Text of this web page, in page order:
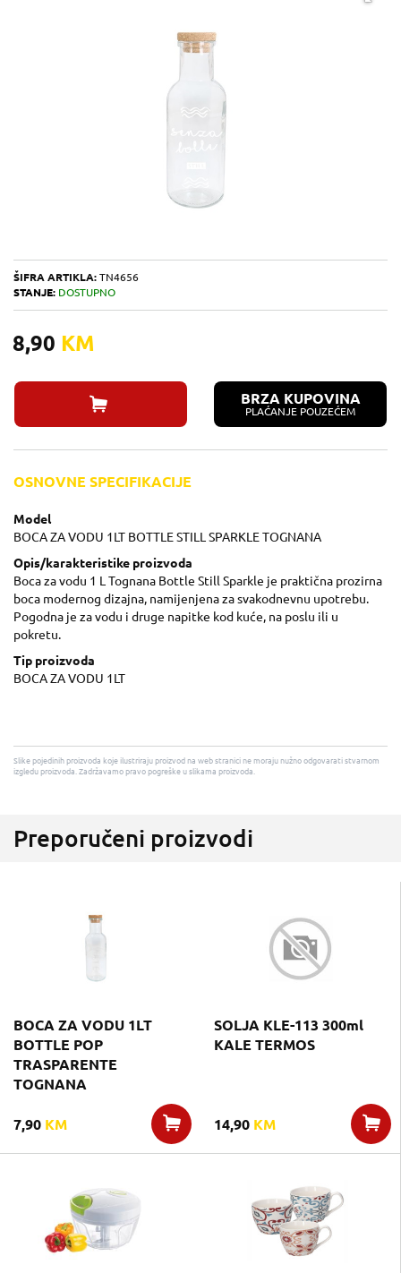
ŠIFRA ARTIKLA: TN4656
STANJE: DOSTUPNO
8,90 KM
BRZA KUPOVINA
PLAĆANJE POUZEĆEM
OSNOVNE SPECIFIKACIJE
Model
BOCA ZA VODU 1LT BOTTLE STILL SPARKLE TOGNANA
Opis/karakteristike proizvoda
Boca za vodu 1 L Tognana Bottle Still Sparkle je praktična prozirna
boca modernog dizajna, namijenjena za svakodnevnu upotrebu.
Pogodna je za vodu i druge napitke kod kuće, na poslu ili u
pokretu.
Tip proizvoda
BOCA ZA VODU 1LT
Slike pojedinih proizvoda koje ilustriraju proizvod na web stranici ne moraju nužno odgovarati stvarnom
izgledu proizvoda. Zadržavamo pravo pogreške u slikama proizvoda.
Preporučeni proizvodi
BOCA ZA VODU 1LT
BOTTLE POP
TRASPARENTE
TOGNANA
7,90 KM
SOLJA KLE-113 300ml
KALE TERMOS
14,90 KM